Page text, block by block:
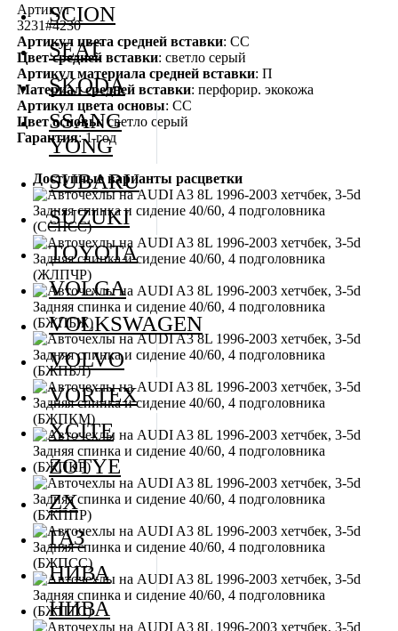
Артикул
3231#4230
Артикул цвета средней вставки: СС
Цвет средней вставки: светло серый
Артикул материала средней вставки: П
Материал средней вставки: перфорир. экокожа
Артикул цвета основы: СС
Цвет основы: светло серый
Гарантия: 1 год
Доступные варианты расцветки
SCION
SEAT
SKODA
SSANG
YONG
SUBARU
SUZUKI
TOYOTA
VOLGA
VOLKSWAGEN
VOLVO
VORTEX
XCITE
ZOTYE
ZX
ГАЗ
НИВА
НИВА